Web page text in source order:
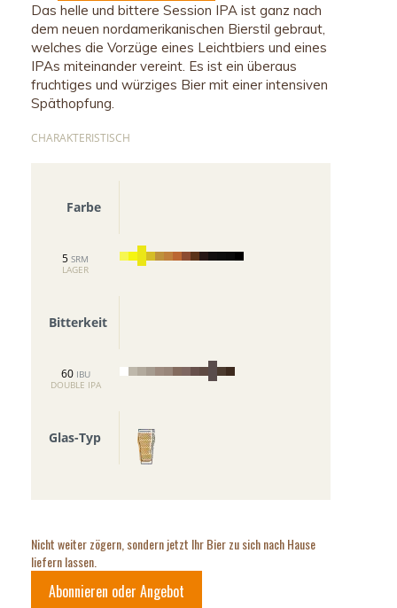
Das helle und bittere Session IPA ist ganz nach
dem neuen nordamerikanischen Bierstil gebraut,
welches die Vorzüge eines Leichtbiers und eines
IPAs miteinander vereint. Es ist ein überaus
fruchtiges und würziges Bier mit einer intensiven
Späthopfung.
CHARAKTERISTISCH
Farbe
5 SRM
LAGER
Bitterkeit
60 IBU
DOUBLE IPA
Glas-Typ
Nicht weiter zögern, sondern jetzt Ihr Bier zu sich nach Hause
liefern lassen.
Abonnieren oder Angebot